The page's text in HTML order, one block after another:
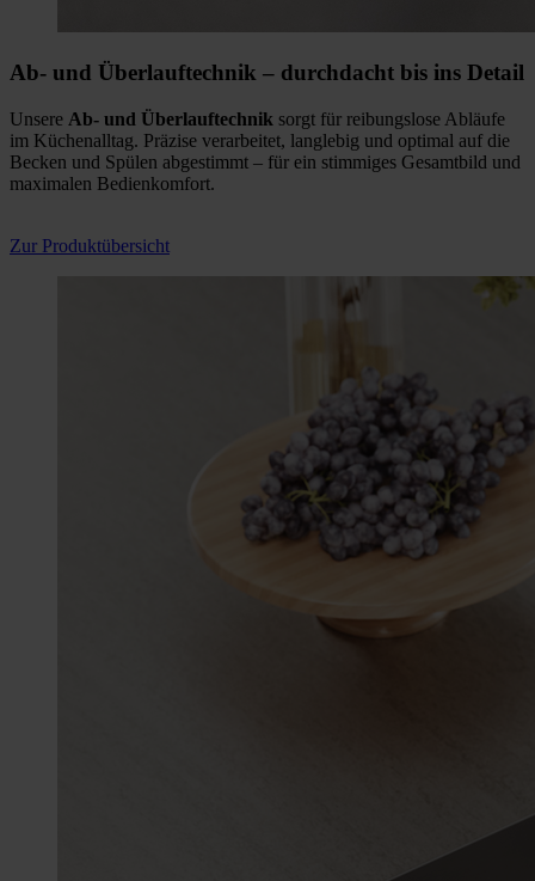
Ab- und Überlauftechnik – durchdacht bis ins Detail
Unsere Ab- und Überlauftechnik sorgt für reibungslose Abläufe
im Küchenalltag. Präzise verarbeitet, langlebig und optimal auf die
Becken und Spülen abgestimmt – für ein stimmiges Gesamtbild und
maximalen Bedienkomfort.
Zur Produktübersicht